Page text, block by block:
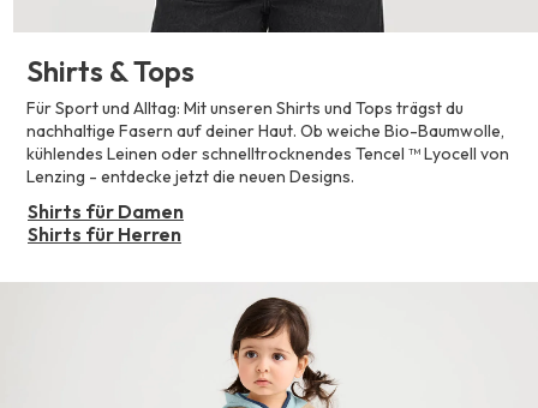
Shirts & Tops
Für Sport und Alltag: Mit unseren Shirts und Tops trägst du
nachhaltige Fasern auf deiner Haut. Ob weiche Bio-Baumwolle,
kühlendes Leinen oder schnelltrocknendes Tencel ™ Lyocell von
Lenzing - entdecke jetzt die neuen Designs.
Shirts für Damen
Shirts für Herren